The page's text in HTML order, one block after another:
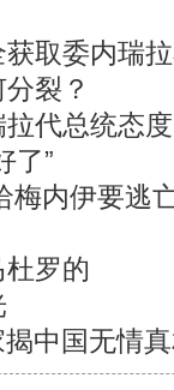
取委内瑞
裂？
代总统态
了”
梅内伊要逃
罗的
揭中国无情